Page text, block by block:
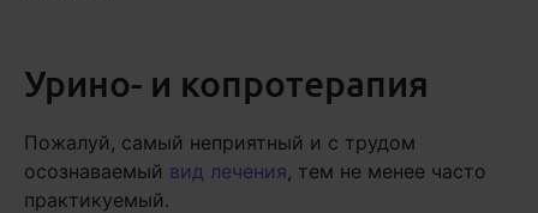
Урино- и копротерапия
Пожалуй, самый неприятный и с трудом
осознаваемый вид лечения, тем не менее часто
практикуемый.